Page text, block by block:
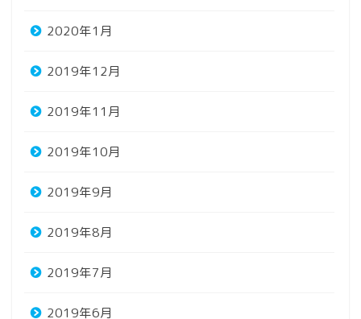
2020年1月
2019年12月
2019年11月
2019年10月
2019年9月
2019年8月
2019年7月
2019年6月